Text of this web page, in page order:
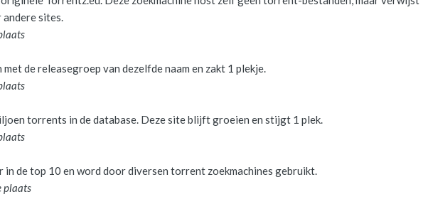
sites.
de releasegroep van dezelfde naam en zakt 1 plekje.
torrents in de database. Deze site blijft groeien en stijgt 1 plek.
in de top 10 en word door diversen torrent zoekmachines gebruikt.
plaats